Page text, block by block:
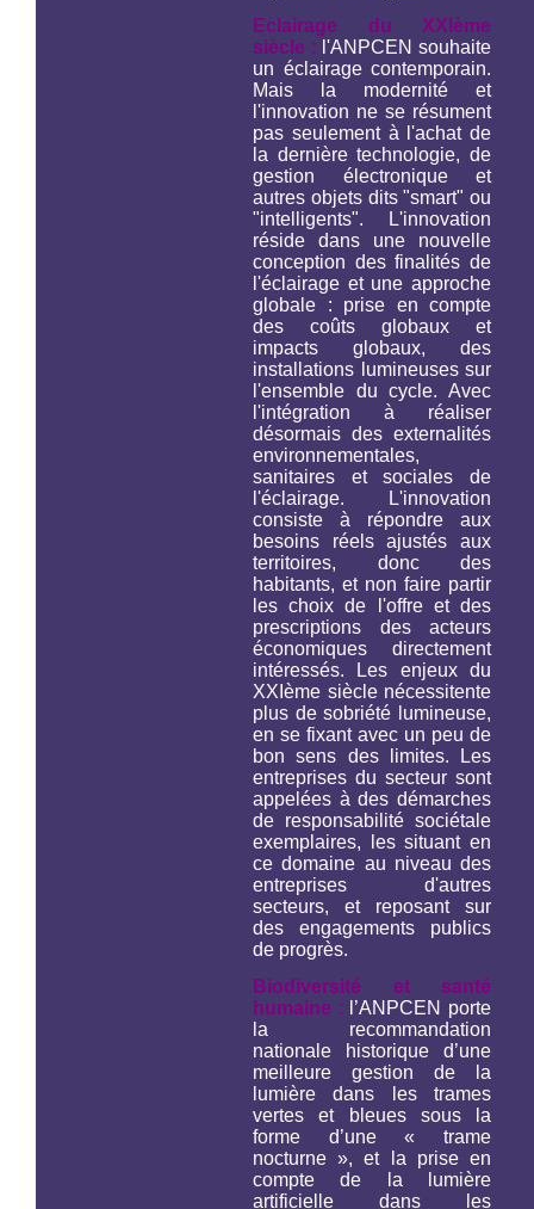
Eclairage du XXIème
siècle : l'ANPCEN souhaite
un éclairage contemporain.
Mais la modernité et
l'innovation ne se résument
pas seulement à l'achat de
la dernière technologie, de
gestion électronique et
autres objets dits "smart" ou
"intelligents". L'innovation
réside dans une nouvelle
conception des finalités de
l'éclairage et une approche
globale : prise en compte
des coûts globaux et
impacts globaux, des
installations lumineuses sur
l'ensemble du cycle. Avec
l'intégration à réaliser
désormais des externalités
environnementales,
sanitaires et sociales de
l'éclairage. L'innovation
consiste à répondre aux
besoins réels ajustés aux
territoires, donc des
habitants, et non faire partir
les choix de l'offre et des
prescriptions des acteurs
économiques directement
intéressés. Les enjeux du
XXIème siècle nécessitente
plus de sobriété lumineuse,
en se fixant avec un peu de
bon sens des limites. Les
entreprises du secteur sont
appelées à des démarches
de responsabilité sociétale
exemplaires, les situant en
ce domaine au niveau des
entreprises d'autres
secteurs, et reposant sur
des engagements publics
de progrès.
Biodiversité et santé
humaine : l’ANPCEN porte
la recommandation
nationale historique d’une
meilleure gestion de la
lumière dans les trames
vertes et bleues sous la
forme d’une « trame
nocturne », et la prise en
compte de la lumière
artificielle dans les